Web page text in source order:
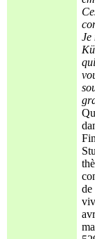
Je
de